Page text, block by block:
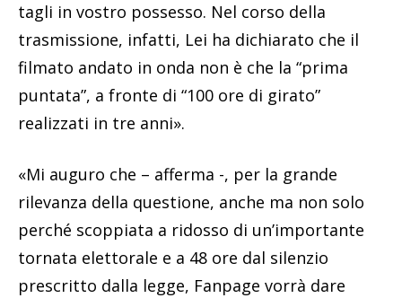
tagli in vostro possesso. Nel corso della
trasmissione, infatti, Lei ha dichiarato che il
filmato andato in onda non è che la “prima
puntata”, a fronte di “100 ore di girato”
realizzati in tre anni».
«Mi auguro che – afferma -, per la grande
rilevanza della questione, anche ma non solo
perché scoppiata a ridosso di un’importante
tornata elettorale e a 48 ore dal silenzio
prescritto dalla legge, Fanpage vorrà dare